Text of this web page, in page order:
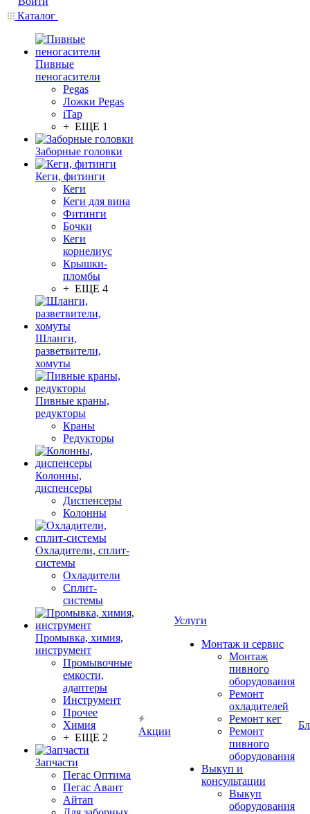
Каталог
Пивные
пеногасители
Pegas
Ложки Pegas
iTap
+ ЕЩЕ 1
Заборные головки
Кеги, фитинги
Кеги
Кеги для вина
Фитинги
Бочки
Кеги
корнелиус
Крышки-
пломбы
+ ЕЩЕ 4
Шланги,
разветвители,
хомуты
Пивные краны,
редукторы
Краны
Редукторы
Колонны,
диспенсеры
Диспенсеры
Колонны
Охладители, сплит-
системы
Охладители
Сплит-
системы
Промывка, химия,
инструмент
Промывочные
емкости,
адаптеры
Инструмент
Прочее
Химия
+ ЕЩЕ 2
Запчасти
Пегас Оптима
Пегас Авант
Айтап
Акции
Услуги
Монтаж и сервис
Монтаж
пивного
оборудования
Ремонт
охладителей
Ремонт кег
Ремонт
пивного
оборудования
Выкуп и
консультации
Выкуп
оборудования